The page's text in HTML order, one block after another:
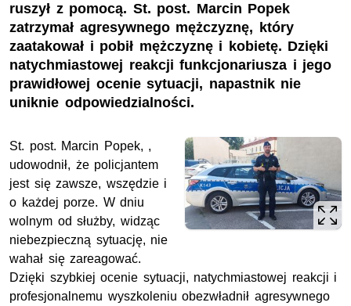
ruszył z pomocą. St. post. Marcin Popek
zatrzymał agresywnego mężczyznę, który
zaatakował i pobił mężczyznę i kobietę. Dzięki
natychmiastowej reakcji funkcjonariusza i jego
prawidłowej ocenie sytuacji, napastnik nie
uniknie odpowiedzialności.
St. post. Marcin Popek, ,
udowodnił, że policjantem
jest się zawsze, wszędzie i
o każdej porze. W dniu
wolnym od służby, widząc
niebezpieczną sytuację, nie
wahał się zareagować.
Dzięki szybkiej ocenie sytuacji, natychmiastowej reakcji i
profesjonalnemu wyszkoleniu obezwładnił agresywnego